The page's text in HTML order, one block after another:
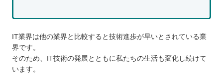
IT業界は他の業界と比較すると技術進歩が早いとされている業
界です。
そのため、IT技術の発展とともに私たちの生活も変化し続けて
います。